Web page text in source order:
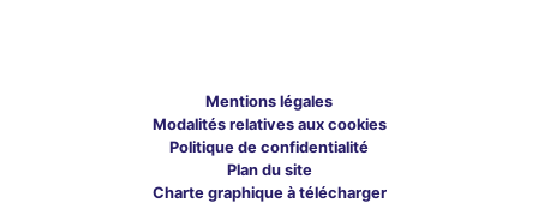
Mentions légales
Modalités relatives aux cookies
Politique de confidentialité
Plan du site
Charte graphique à télécharger